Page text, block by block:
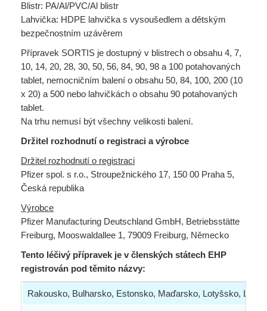
Blistr: PA/Al/PVC/Al blistr
Lahvička: HDPE lahvička s vysoušedlem a dětským
bezpečnostním uzávěrem
Přípravek SORTIS je dostupný v blistrech o obsahu 4, 7,
10, 14, 20, 28, 30, 50, 56, 84, 90, 98 a 100 potahovaných
tablet, nemocničním balení o obsahu 50, 84, 100, 200 (10
x 20) a 500 nebo lahvičkách o obsahu 90 potahovaných
tablet.
Na trhu nemusí být všechny velikosti balení.
Držitel rozhodnutí o registraci a výrobce
Držitel rozhodnutí o registraci
Pfizer spol. s r.o., Stroupežnického 17, 150 00 Praha 5,
Česká republika
Výrobce
Pfizer Manufacturing Deutschland GmbH, Betriebsstätte
Freiburg, Mooswaldallee 1, 79009 Freiburg, Německo
Tento léčivý přípravek je v členských státech EHP
registrován pod těmito názvy:
Rakousko, Bulharsko, Estonsko, Maďarsko, Lotyšsko, Litva,